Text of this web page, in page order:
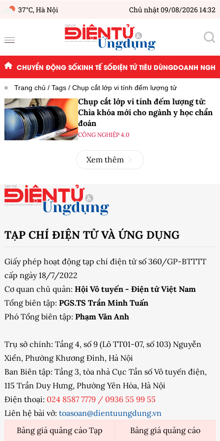
37°C,Hà Nội Chủ nhật 09/08/2026 14:32
CHUYỂN ĐỘNG SỐKINH TẾ SỐĐIỆN TỬ TIÊU DÙNGDOANH
Trang chủ Tags Chụp cắt lớp vi tính đếm lượng tử
Chụp cắt lớp vi tính đếm lượng tử:
Chìa khóa mới cho ngành y học chẩn
đoán
CÔNG NGHIỆP 4.0
Xem thêm
TẠP CHÍ ĐIỆN TỬ VÀ ỨNG DỤNG
Giấy phép hoạt động tạp chí điện tử số 360/GP-BTTTT
cấp ngày 18/7/2022
Cơ quan chủ quản: Hội Vô tuyến - Điện tử Việt Nam
Tổng biên tập: PGS.TS Trần Minh Tuấn
Phó Tổng biên tập: Phạm Văn Anh
Trụ sở chính: Tầng 4, số 9 (Lô TT01-07, số 103) Nguyễn
Xiển, Phường Khương Đình, Hà Nội
Ban Biên tập: Tầng 3, tòa nhà Cục Tần số Vô tuyến điện,
115 Trần Duy Hưng, Phường Yên Hòa, Hà Nội
Điện thoại: 024 8587 7779 / 0936 55 99 55
Liên hệ bài vở: toasoan@dientuungdung.vn
Bảng giá quảng cáo Tạp
Bảng giá quảng cáo